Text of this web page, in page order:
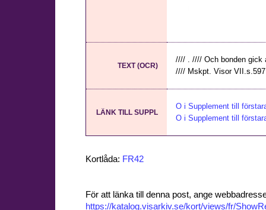
TEXT (OCR)
//// . //// Och bonden gick
//// Mskpt. Visor
LÄNK TILL SUPPL
O i Supplement till
O i Supplement till
Kortlåda: FR42
För att länka till denna post, ange
https://katalog.visarkiv.se/kort/views/fr/